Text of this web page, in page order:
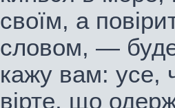
своїм, а
словом, —
кажу вам: усе,
вірте, що